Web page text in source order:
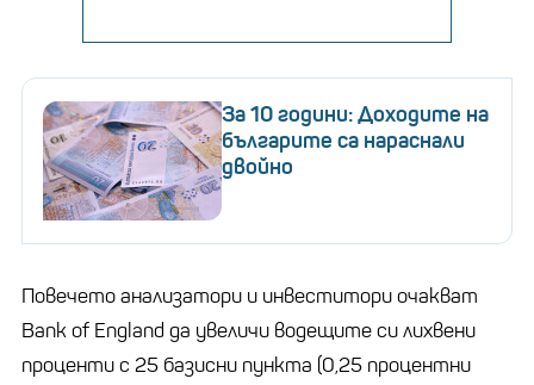
За 10 години: Доходите на
българите са нараснали
двойно
Повечето анализатори и инвеститори очакват
Bank of England да увеличи водещите си лихвени
проценти с 25 базисни пункта (0,25 процентни